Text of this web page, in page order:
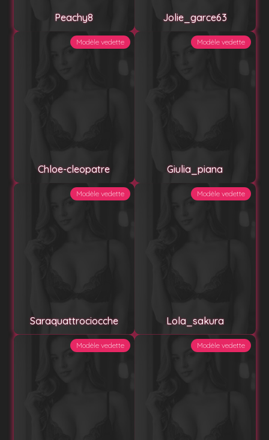
Peachy8 Jolie_garce63
Modèle vedette
Chloe-cleopatre
Modèle vedette
Giulia_piana
Modèle vedette
Saraquattrociocche
Modèle vedette
Lola_sakura
Modèle vedette Modèle vedette